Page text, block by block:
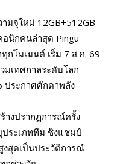
มจุใหม่ 12GB+512GB
นิกคนล่าสุด Pingu
กโมเมนต์ เริ่ม 7 ส.ค. 69
วมเทศกาลระดับโลก
ประกาศศักดาพลัง
างปรากฏการณ์ครั้ง
ประเภททีม ชิงแชมป์
งสุดเป็นประวัติการณ์